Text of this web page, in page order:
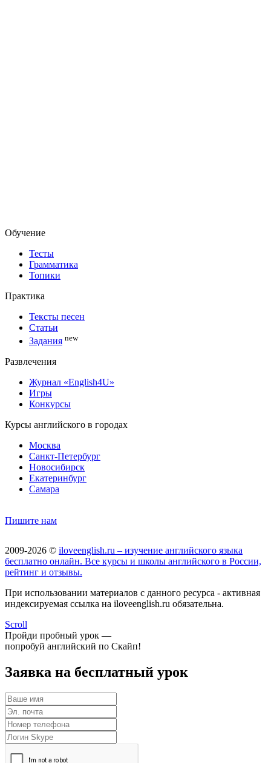
Обучение
Тесты
Грамматика
Топики
Практика
Тексты песен
Статьи
Задания new
Развлечения
Журнал «English4U»
Игры
Конкурсы
Курсы английского в городах
Москва
Санкт-Петербург
Новосибирск
Екатеринбург
Самара
Пишите нам
2009-2026 © iloveenglish.ru – изучение английского языка
бесплатно онлайн. Все курсы и школы английского в России,
рейтинг и отзывы.
При использовании материалов с данного ресурса - активная
индексируемая ссылка на iloveenglish.ru обязательна.
Scroll
Пройди пробный урок —
попробуй английский по Скайп!
Заявка на бесплатный урок